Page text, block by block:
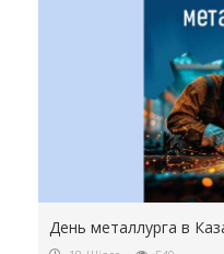
День металлурга в